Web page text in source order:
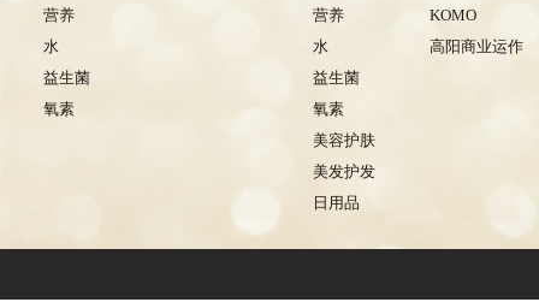
营养
水
益生菌
氧素
营养
水
益生菌
氧素
美容护肤
美发护发
日用品
KOMO
高阳商业运作